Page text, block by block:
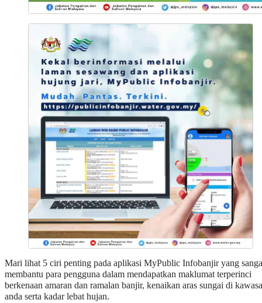
Mari lihat 5 ciri penting pada aplikasi MyPublic Infobanjir yang
membantu para pengguna dalam mendapatkan maklumat terperinci
berkenaan amaran dan ramalan banjir, kenaikan aras sungai di
anda serta kadar lebat hujan.